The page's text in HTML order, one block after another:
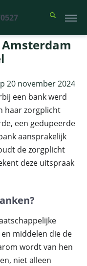
Uitspraak Rechtbank
20 november 2024
een bank werd
haar zorgplicht
een gedupeerde
aansprakelijk
de zorgplicht
deze uitspraak
middelen die de
wordt van hen
niet alleen